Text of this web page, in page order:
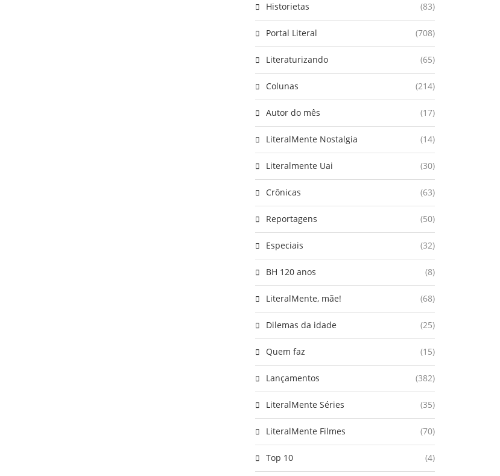
Historietas (83)
Portal Literal (708)
Literaturizando (65)
Colunas (214)
Autor do mês (17)
LiteralMente Nostalgia (14)
Literalmente Uai (30)
Crônicas (63)
Reportagens (50)
Especiais (32)
BH 120 anos (8)
LiteralMente, mãe! (68)
Dilemas da idade (25)
Quem faz (15)
Lançamentos (382)
LiteralMente Séries (35)
LiteralMente Filmes (70)
Top 10 (4)